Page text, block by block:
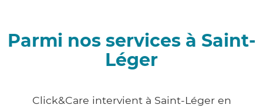
Parmi nos services à Saint-
Léger
Click&Care intervient à Saint-Léger en